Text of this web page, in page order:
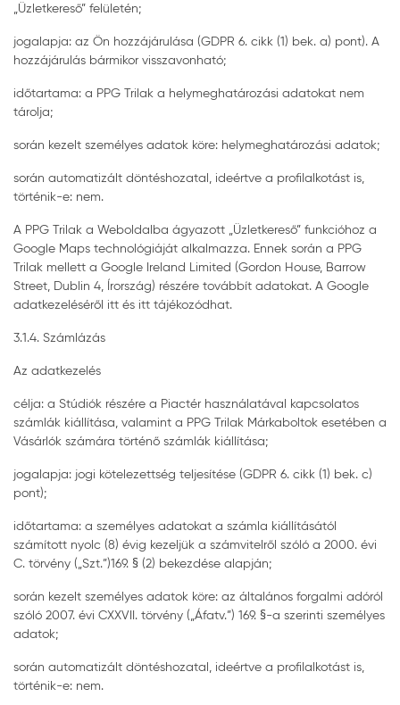
„Üzletkereső” felületén;
jogalapja: az Ön hozzájárulása (GDPR 6. cikk (1) bek. a) pont). A
hozzájárulás bármikor visszavonható;
időtartama: a PPG Trilak a helymeghatározási adatokat nem
tárolja;
során kezelt személyes adatok köre: helymeghatározási adatok;
során automatizált döntéshozatal, ideértve a profilalkotást is,
történik-e: nem.
A PPG Trilak a Weboldalba ágyazott „Üzletkereső” funkcióhoz a
Google Maps technológiáját alkalmazza. Ennek során a PPG
Trilak mellett a Google Ireland Limited (Gordon House, Barrow
Street, Dublin 4, Írország) részére továbbít adatokat. A Google
adatkezeléséről itt és itt tájékozódhat.
3.1.4. Számlázás
Az adatkezelés
célja: a Stúdiók részére a Piactér használatával kapcsolatos
számlák kiállítása, valamint a PPG Trilak Márkaboltok esetében a
Vásárlók számára történő számlák kiállítása;
jogalapja: jogi kötelezettség teljesítése (GDPR 6. cikk (1) bek. c)
pont);
időtartama: a személyes adatokat a számla kiállításától
számított nyolc (8) évig kezeljük a számvitelről szóló a 2000. évi
C. törvény („Szt.”)169. § (2) bekezdése alapján;
során kezelt személyes adatok köre: az általános forgalmi adóról
szóló 2007. évi CXXVII. törvény („Áfatv.”) 169. §-a szerinti személyes
adatok;
során automatizált döntéshozatal, ideértve a profilalkotást is,
történik-e: nem.